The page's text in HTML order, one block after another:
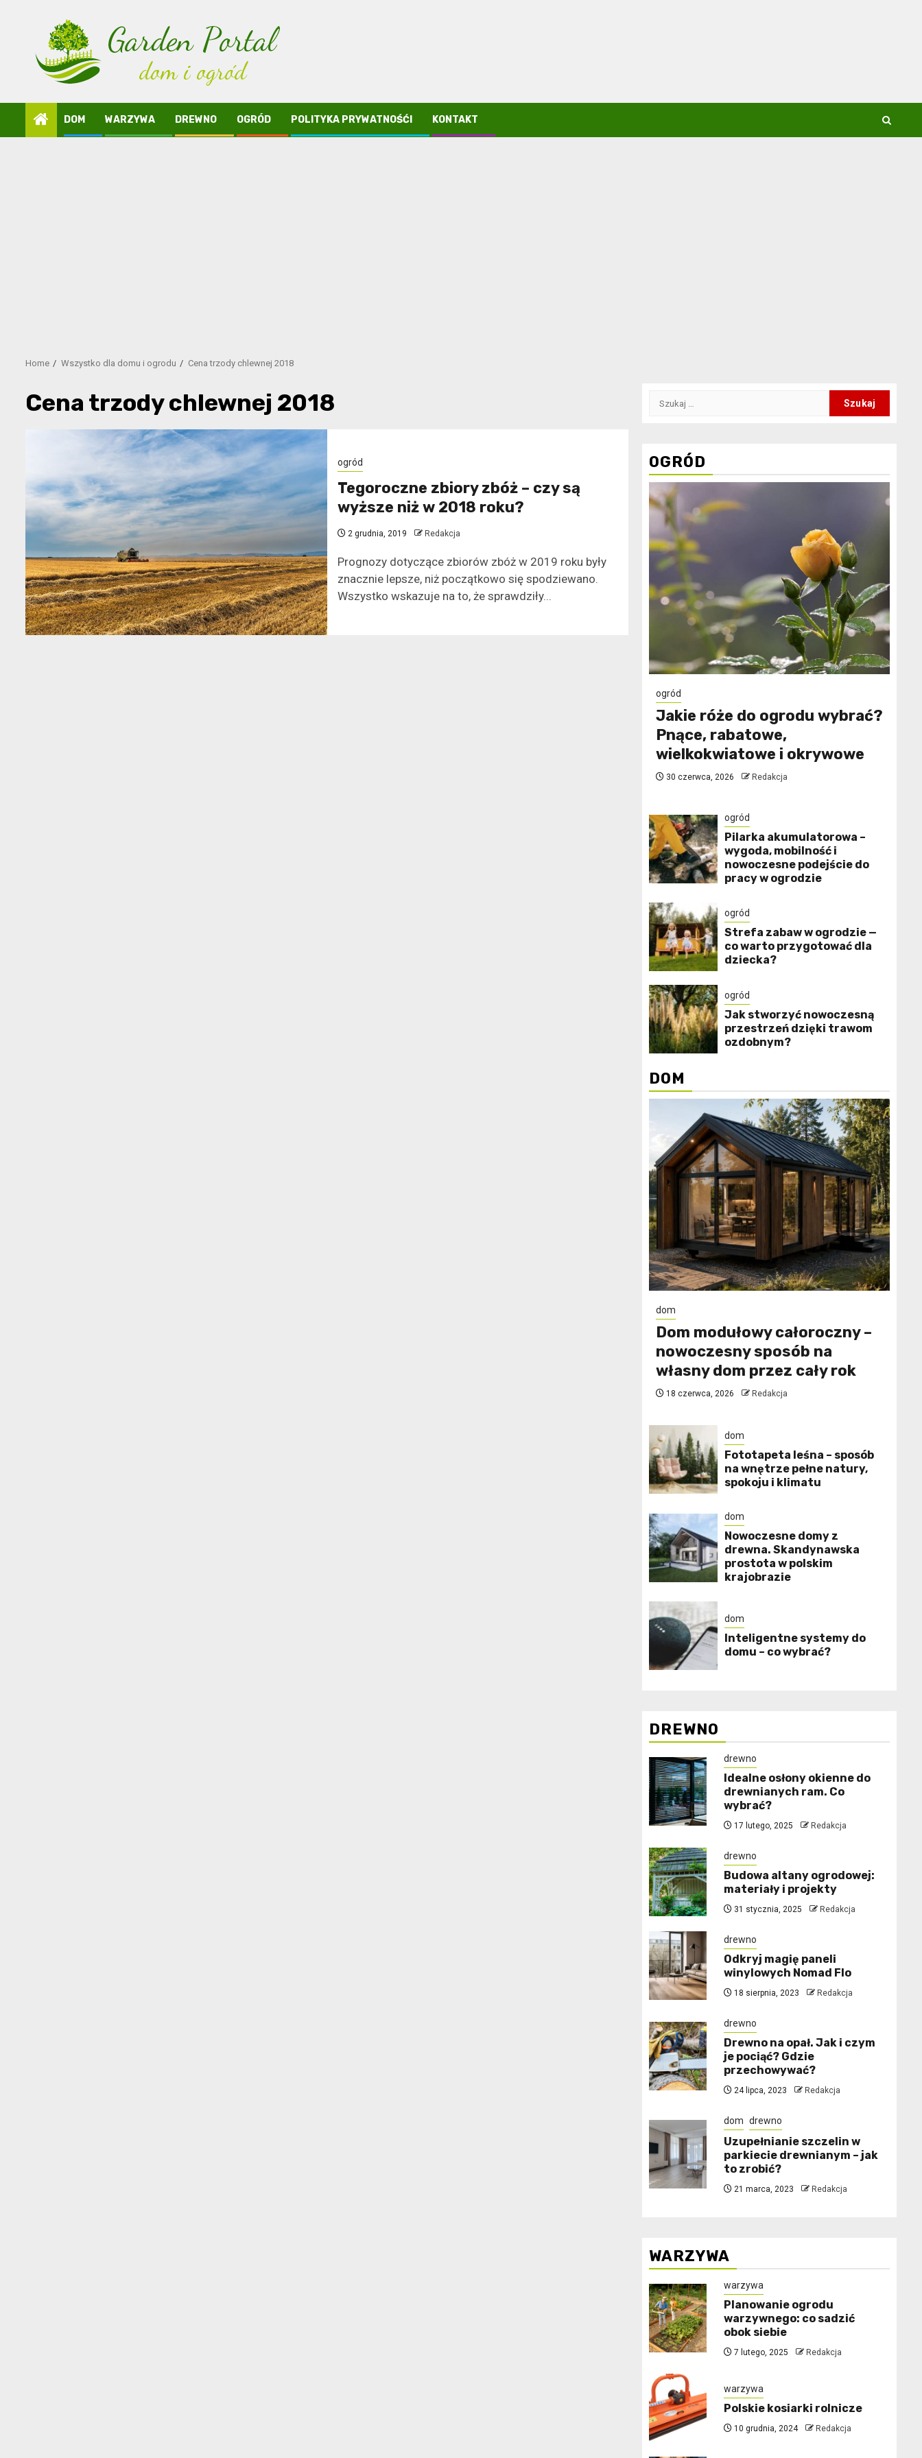
DOM WARZYWA DREWNO OGRÓD POLITYKA PRYWATNOŚĆI KONTAKT
Home Wszystko dla domu i ogrodu Cena trzody chlewnej 2018
Cena trzody chlewnej 2018
ogród
Tegoroczne zbiory zbóż – czy są
wyższe niż w 2018 roku?
2 grudnia, 2019 Redakcja
Prognozy dotyczące zbiorów zbóż w 2019 roku były
znacznie lepsze, niż początkowo się spodziewano.
Wszystko wskazuje na to, że sprawdziły...
Szukaj:
OGRÓD
ogród
Jakie róże do ogrodu wybrać?
Pnące, rabatowe,
wielkokwiatowe i okrywowe
30 czerwca, 2026 Redakcja
ogród
Pilarka akumulatorowa –
wygoda, mobilność i
nowoczesne podejście do
pracy w ogrodzie
ogród
Strefa zabaw w ogrodzie —
co warto przygotować dla
dziecka?
ogród
Jak stworzyć nowoczesną
przestrzeń dzięki trawom
ozdobnym?
DOM
dom
Dom modułowy całoroczny –
nowoczesny sposób na
własny dom przez cały rok
18 czerwca, 2026 Redakcja
dom
​Fototapeta leśna – sposób
na wnętrze pełne natury,
spokoju i klimatu
dom
Nowoczesne domy z
drewna. Skandynawska
prostota w polskim
krajobrazie
dom
Inteligentne systemy do
domu – co wybrać?
DREWNO
drewno
Idealne osłony okienne do
drewnianych ram. Co
wybrać?
17 lutego, 2025 Redakcja
drewno
Budowa altany ogrodowej:
materiały i projekty
31 stycznia, 2025 Redakcja
drewno
Odkryj magię paneli
winylowych Nomad Flo
18 sierpnia, 2023 Redakcja
drewno
Drewno na opał. Jak i czym
je pociąć? Gdzie
przechowywać?
24 lipca, 2023 Redakcja
dom drewno
Uzupełnianie szczelin w
parkiecie drewnianym – jak
to zrobić?
21 marca, 2023 Redakcja
WARZYWA
warzywa
Planowanie ogrodu
warzywnego: co sadzić
obok siebie
7 lutego, 2025 Redakcja
warzywa
Polskie kosiarki rolnicze
10 grudnia, 2024 Redakcja